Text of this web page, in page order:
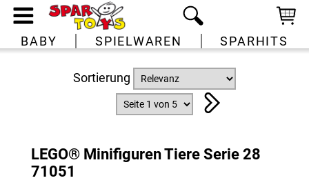
BABY SPIELWAREN SPARHITS
Sortierung
LEGO® Minifiguren Tiere Serie 28
71051